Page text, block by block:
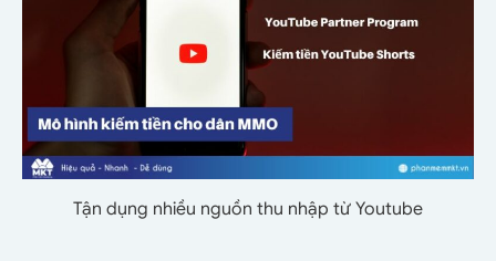
Tận dụng nhiều nguồn thu nhập từ Youtube